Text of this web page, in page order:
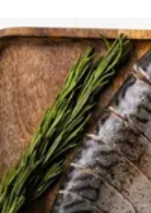
Polityka
Społeczeństwo
Wojna na Ukrainie